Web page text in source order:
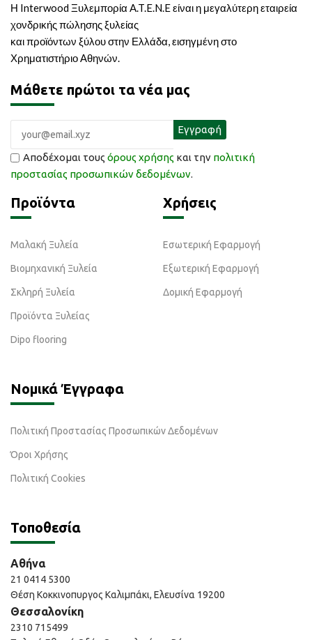
Η Interwood Ξυλεμπορία A.T.E.N.E είναι η μεγαλύτερη εταιρεία
χονδρικής πώλησης ξυλείας
και προϊόντων ξύλου στην Ελλάδα, εισηγμένη στο
Χρηματιστήριο Αθηνών.
Μάθετε πρώτοι τα νέα μας
Αποδέχομαι τους όρους χρήσης και την πολιτική
προστασίας προσωπικών δεδομένων.
Προϊόντα
Μαλακή Ξυλεία
Βιομηχανική Ξυλεία
Σκληρή Ξυλεία
Προϊόντα Ξυλείας
Dipo flooring
Χρήσεις
Εσωτερική Εφαρμογή
Εξωτερική Εφαρμογή
Δομική Εφαρμογή
Νομικά Έγγραφα
Πολιτική Προστασίας Προσωπικών Δεδομένων
Όροι Χρήσης
Πολιτική Cookies
Τοποθεσία
Αθήνα
21 0414 5300
Θέση Κοκκινοπυργος Καλιμπάκι, Ελευσίνα 19200
Θεσσαλονίκη
2310 715499